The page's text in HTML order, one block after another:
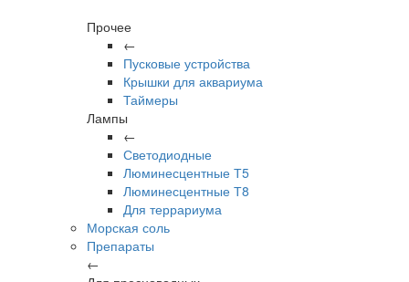
Прочее
←
Пусковые устройства
Крышки для аквариума
Таймеры
Лампы
←
Светодиодные
Люминесцентные Т5
Люминесцентные Т8
Для террариума
Морская соль
Препараты
←